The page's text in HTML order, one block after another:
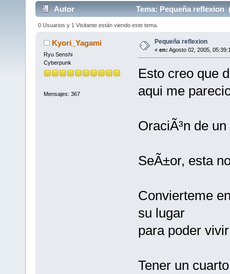
Autor Tema: Pequeña reflexion
0 Usuarios y 1 Visitante están viendo este tema.
Kyori_Yagami
Ryu Senshi
Cyberpunk
Mensajes: 367
Pequeña reflexion
« en: Agosto 02, 2005,
Esto creo que
aqui me
OraciÃ³n de
SeÃ±or, esta
Convierteme
su lugar
para poder
Tener un